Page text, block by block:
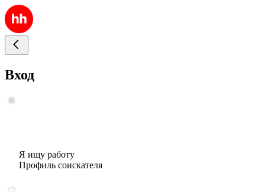
Вход
Я ищу работу
Профиль соискателя